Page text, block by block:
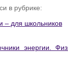
в рубрике:
– для школьников
энергии.